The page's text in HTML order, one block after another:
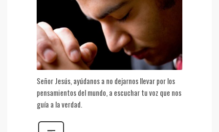
Señor Jesús, ayúdanos a no dejarnos llevar por los
pensamientos del mundo, a escuchar tu voz que nos
guía a la verdad.